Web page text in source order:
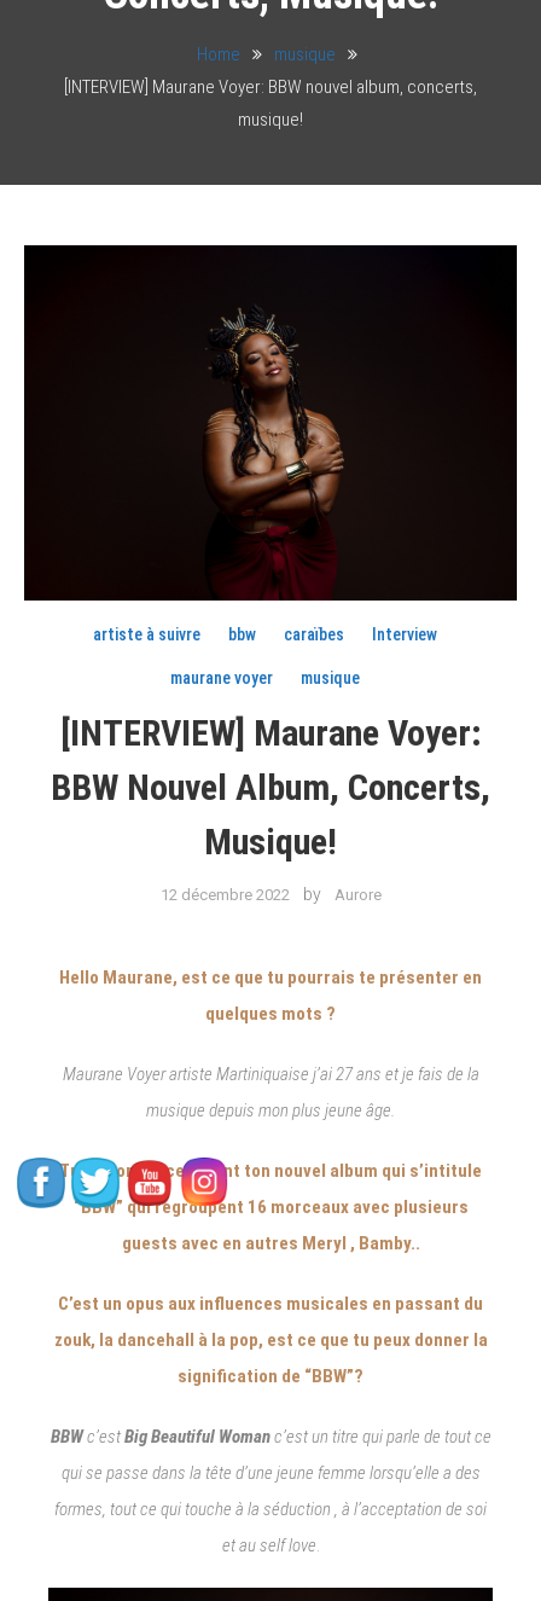
Home
musique
[INTERVIEW] Maurane Voyer: BBW nouvel album, concerts,
musique!
artiste à suivre bbw caraïbes Interview
maurane voyer musique
[INTERVIEW] Maurane Voyer:
BBW Nouvel Album, Concerts,
Musique!
12 décembre 2022 by Aurore
Hello Maurane, est ce que tu pourrais te présenter en
quelques mots ?
Maurane Voyer artiste Martiniquaise j’ai 27 ans et je fais de la
musique depuis mon plus jeune âge.
Tu as sorti récemment ton nouvel album qui s’intitule
“BBW” qui regroupent 16 morceaux avec plusieurs
guests avec en autres Meryl , Bamby..
C’est un opus aux influences musicales en passant du
zouk, la dancehall à la pop, est ce que tu peux donner la
signification de “BBW”?
BBWc’estBig Beautiful Womanc’est un titre qui parle de tout ce
qui se passe dans la tête d’une jeune femme lorsqu’elle a des
formes, tout ce qui touche à la séduction , à l’acceptation de soi
et au self love.